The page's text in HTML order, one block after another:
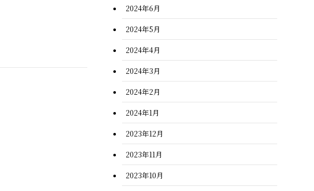
2024年6月
2024年5月
2024年4月
2024年3月
2024年2月
2024年1月
2023年12月
2023年11月
2023年10月